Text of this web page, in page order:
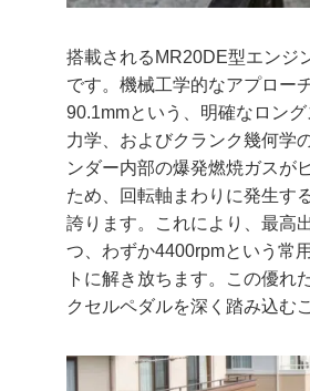
搭載されるMR20DE型エンジ
です。機械工学的なアプロー
90.1mmという、明確なロン
力学、およびクランク幾何学
ンダー内部の爆発燃焼ガスが
ため、回転軸まわりに発生す
誇ります。これにより、最高
つ、わずか4400rpmという常
トに解き放ちます。この優れ
クセルペダルを深く踏み込む